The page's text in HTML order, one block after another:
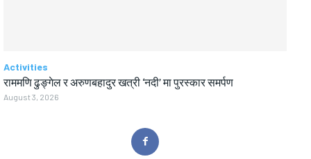
Activities
राममणि ढुङ्गेल र अरुणबहादुर खत्री ‘नदी’ मा पुरस्कार समर्पण
August 3, 2026